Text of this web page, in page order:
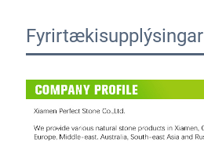
Fyrirtækisupplýsingar